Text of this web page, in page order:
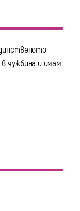
чужбина и имам